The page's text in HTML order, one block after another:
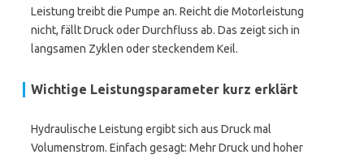
Leistung treibt die Pumpe an. Reicht die Motorleistung
nicht, fällt Druck oder Durchfluss ab. Das zeigt sich in
langsamen Zyklen oder steckendem Keil.
Wichtige Leistungsparameter kurz erklärt
Hydraulische Leistung ergibt sich aus Druck mal
Volumenstrom. Einfach gesagt: Mehr Druck und hoher